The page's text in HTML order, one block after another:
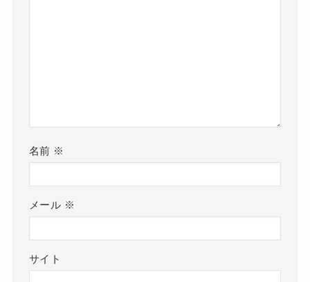
名前 ※
メール ※
サイト